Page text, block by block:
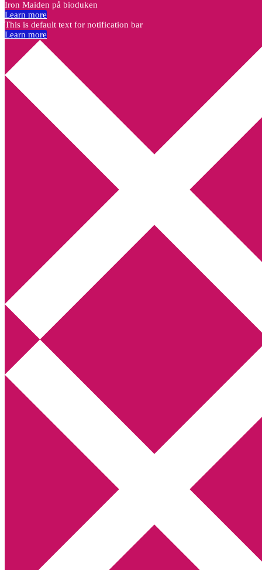
Annikas litteratur- och kulturblogg
Deckare, kriminalromaner, thrillers
Hem
Boktolva
Författarfemman
Kontakt
Webbshop Amazon
Utskriftscentralen
Min tv-blogg
You are here:Home Archives for Bloggmaraton
Iron Maiden på bioduken
Learn more
This is default text for notification bar
Learn more